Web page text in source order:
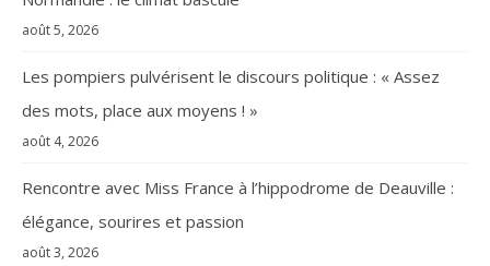
août 5, 2026
Les pompiers pulvérisent le discours politique : « Assez
des mots, place aux moyens ! »
août 4, 2026
Rencontre avec Miss France à l’hippodrome de Deauville :
élégance, sourires et passion
août 3, 2026